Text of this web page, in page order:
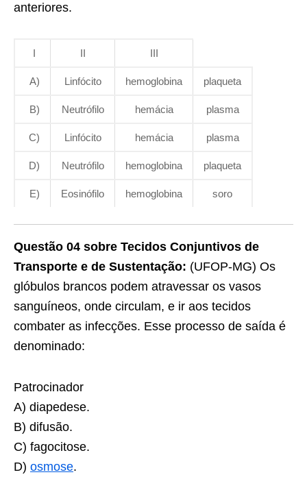
anteriores.
I II III
A) Linfócito hemoglobina plaqueta
B) Neutrófilo hemácia plasma
C) Linfócito hemácia plasma
D) Neutrófilo hemoglobina plaqueta
E) Eosinófilo hemoglobina soro
Questão 04 sobre Tecidos Conjuntivos de
Transporte e de Sustentação: (UFOP-MG) Os
glóbulos brancos podem atravessar os vasos
sanguíneos, onde circulam, e ir aos tecidos
combater as infecções. Esse processo de saída é
denominado:
Patrocinador
A) diapedese.
B) difusão.
C) fagocitose.
D) osmose.